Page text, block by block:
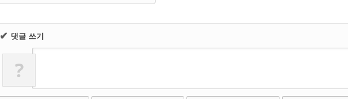
✔ 댓글 쓰기
?